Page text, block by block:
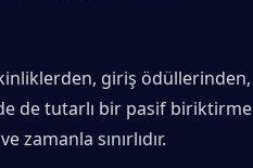
giriş ödüllerinden,
de tutarlı bir pasif biriktirme
sınırlıdır.